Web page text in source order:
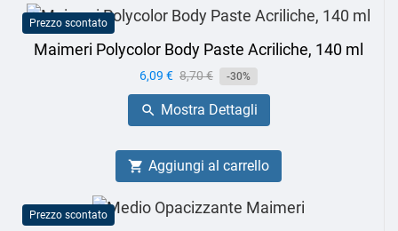
Prezzo scontato
Maimeri Polycolor Body Paste Acriliche, 140 ml
Prezzo
6,09 € Prezzo
base
8,70 € -30%
 Mostra Dettagli
 Aggiungi al carrello
Prezzo scontato